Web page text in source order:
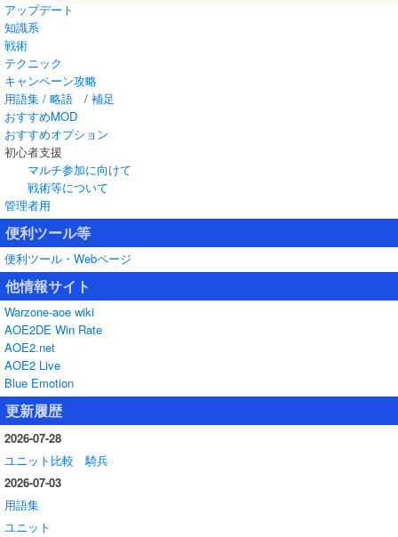
アップデート
知識系
戦術
テクニック
キャンペーン攻略
用語集 / 略語 / 補足
おすすめMOD
おすすめオプション
初心者支援
マルチ参加に向けて
戦術等について
管理者用
便利ツール等
便利ツール・Webページ
他情報サイト
Warzone-aoe wiki
AOE2DE Win Rate
AOE2.net
AOE2 Live
Blue Emotion
更新履歴
2026-07-28
ユニット比較 騎兵
2026-07-03
用語集
ユニット